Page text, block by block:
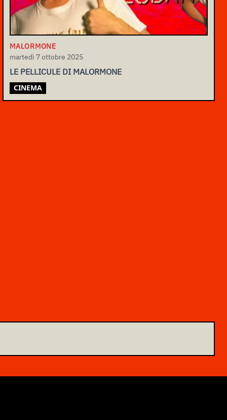
MALORMONE
martedì 7 ottobre 2025
LE PELLICULE DI MALORMONE
CINEMA